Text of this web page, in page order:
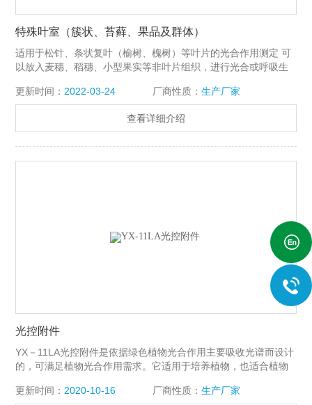
特殊叶室（簇状、苔藓、果品及群体）
适用于松针、条状复叶（榆树、槐树）等叶片的光合作用测定 可
以放入麦穗、稻穗、小型果实等非叶片组织，进行光合或呼吸生
更新时间： 2022-03-24 厂商性质： 生产厂家
查看详细介绍
光控附件
YX－11LA光控附件是依据绿色植物光合作用主要吸收光谱而设计
的，可满足植物光合作用需求。它适用于培养植物，也适合植物
更新时间： 2020-10-16 厂商性质： 生产厂家